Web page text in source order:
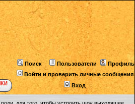
Поиск Пользователи
Профиль
Войти и проверить личные сообщения
Вход